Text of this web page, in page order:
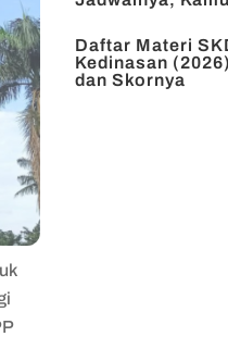
Daftar Materi
Kedinasan
dan Skornya